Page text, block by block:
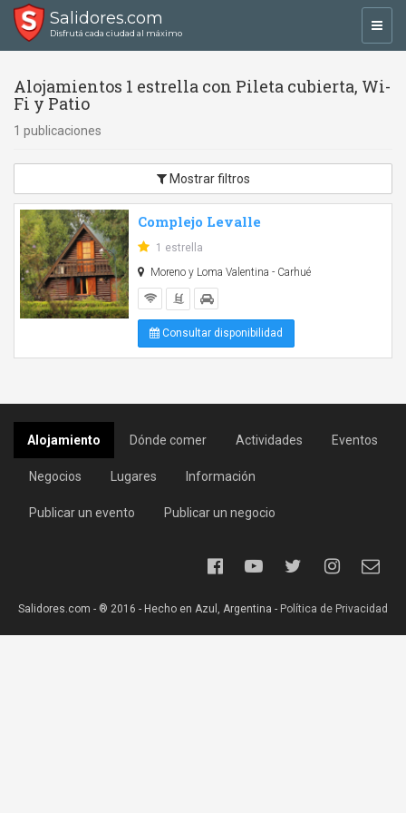
Salidores.com
Disfrutá cada ciudad al máximo
Alojamientos 1 estrella con Pileta cubierta, Wi-
Fi y Patio
1 publicaciones
Mostrar filtros
Complejo Levalle
1 estrella
Moreno y Loma Valentina - Carhué
Consultar disponibilidad
Alojamiento Dónde comer Actividades Eventos
Negocios Lugares Información
Publicar un evento Publicar un negocio
Salidores.com - ® 2016 - Hecho en Azul, Argentina - Política de Privacidad